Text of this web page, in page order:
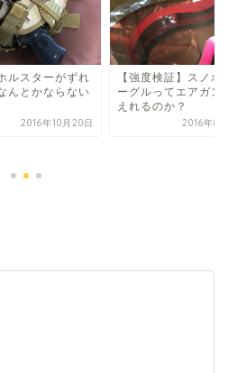
ルスターがずれ
んとかならない
2016年10月20日
【強度検証】スノボ
ーグルってエアガン
えれるのか？
2016年8